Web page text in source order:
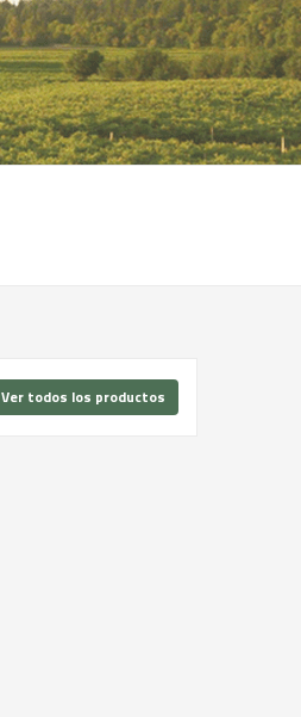
Ver todos los productos